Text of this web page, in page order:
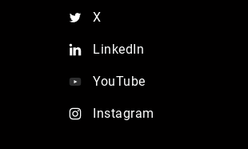
X
LinkedIn
YouTube
Instagram